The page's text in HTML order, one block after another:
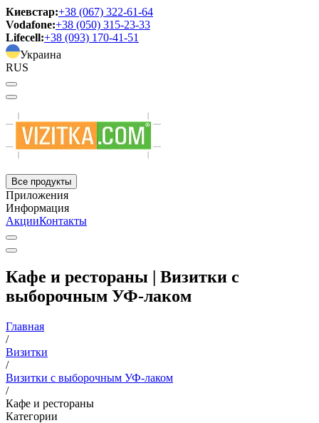
Киевстар:+38 (067) 322-61-64
Vodafone:+38 (050) 315-23-33
Lifecell:+38 (093) 170-41-51
Украина
RUS
Все продукты
Приложения
Информация
АкцииКонтакты
Кафе и рестораны | Визитки с
выборочным УФ-лаком
Главная
/
Визитки
/
Визитки с выборочным УФ-лаком
/
Кафе и рестораны
Категории